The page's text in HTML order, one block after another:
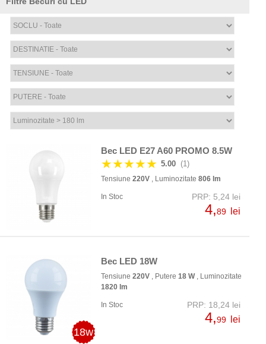
Bec LED E27 A60 PROMO 8.5W
★★★★★ 5.00 (1)
Tensiune 220V , Luminozitate 806 lm
In Stoc PRP: 5,24 lei
4,89 lei
18w
Bec LED 18W
Tensiune 220V , Putere 18 W, Luminozitate
1820 lm
In Stoc PRP: 18,24 lei
4,99 lei